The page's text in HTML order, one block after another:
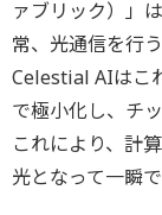
ァブリック）」
常、光通信を行
Celestial AIはこ
で極小化し、チ
これにより、計
光となって一瞬